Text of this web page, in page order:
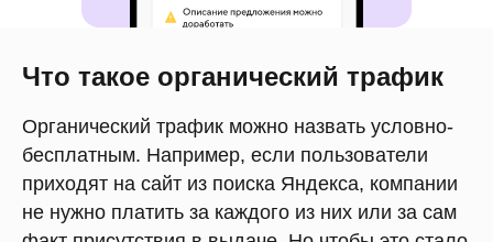
Что такое органический трафик
Органический трафик можно назвать условно-
бесплатным. Например, если пользователи
приходят на сайт из поиска Яндекса, компании
не нужно платить за каждого из них или за сам